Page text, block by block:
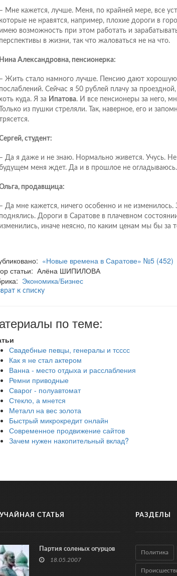
– Мне кажется, лучше. Меня, по крайней мере, все
которые не нравятся, например, плохие дороги в
имею возможность при этом работать и
перспективы в жизни, так что жаловаться не на что.
Нина Александровна, пенсионерка:
– Жить стало намного лучше. Пенсию дают
послаблений. Сейчас я 50 рублей плачу за
куда. Я за Ипатова. И все пенсионеры за него,
Только из пушки стреляли. Так, наверное, его и
студент:
– Да я даже и не знаю. Нормально живется. Учусь.
меня ждет. Да и в прошлое не огладываюсь.
продавщица:
– Да мне кажется, ничего особенно и не изменилось.
поднялись. Дороги в Саратове в плачевном
изменились, иначе неясно, по каким ценам мы бы за
«Новые времена в Саратове» №5 (452)
статьи: Алёна ШИПИЛОВА
Экономика/Бизнес
к списку
по теме:
Свадебные певцы, генералы и тсссс
Как я не стал актером
Ванна - место отдыха и расслабления
Ремни приводные
Сварог - полуавтомат
Стекло, а мнется
Металл на вес золота
Быстрый микрокредит онлайн
Современное продвижение сайтов
Зачем нужен накопительный вклад?
СТАТЬЯ
Партия соленых огурцов
18.05.2007
РАЗДЕЛЫ
Политика